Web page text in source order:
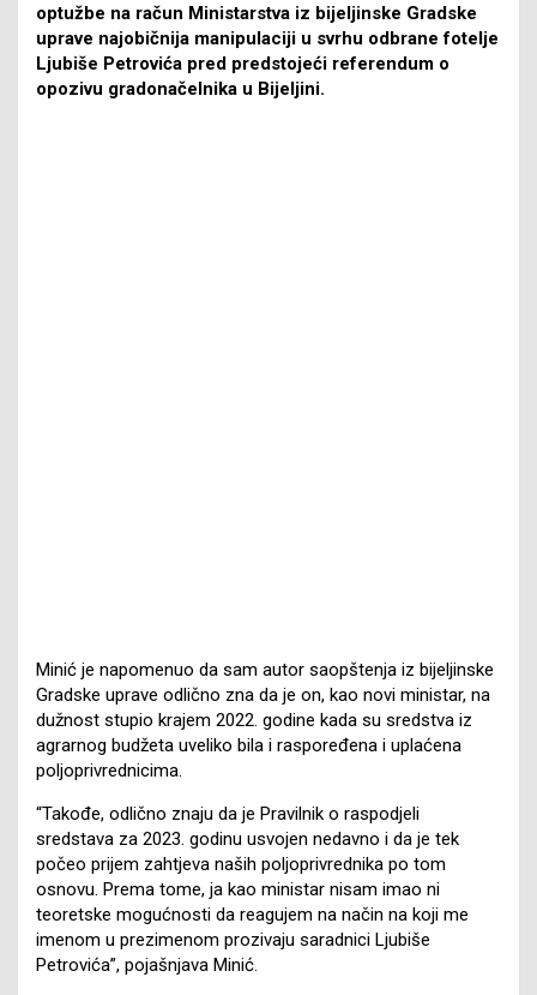
optužbe na račun Ministarstva iz bijeljinske Gradske
uprave najobičnija manipulaciji u svrhu odbrane fotelje
Ljubiše Petrovića pred predstojeći referendum o
opozivu gradonačelnika u Bijeljini.
Minić je napomenuo da sam autor saopštenja iz bijeljinske
Gradske uprave odlično zna da je on, kao novi ministar, na
dužnost stupio krajem 2022. godine kada su sredstva iz
agrarnog budžeta uveliko bila i raspoređena i uplaćena
poljoprivrednicima.
“Takođe, odlično znaju da je Pravilnik o raspodjeli
sredstava za 2023. godinu usvojen nedavno i da je tek
počeo prijem zahtjeva naših poljoprivrednika po tom
osnovu. Prema tome, ja kao ministar nisam imao ni
teoretske mogućnosti da reagujem na način na koji me
imenom u prezimenom prozivaju saradnici Ljubiše
Petrovića”, pojašnjava Minić.